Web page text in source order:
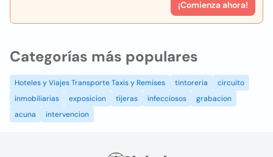
¡Comienza ahora!
Categorías más populares
Hoteles y Viajes Transporte Taxis y Remises tintoreria
circuito
inmobiliarias
exposicion tijeras infecciosos
grabacion
acuna
intervencion